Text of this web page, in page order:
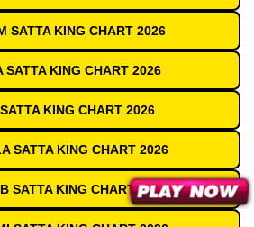
SATTA KING CHART 2026
SATTA KING CHART 2026
KING CHART 2026
SATTA KING CHART 2026
SATTA KING CHART 2026